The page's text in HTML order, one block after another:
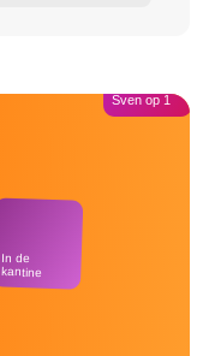
In de
kantine
Sven op 1